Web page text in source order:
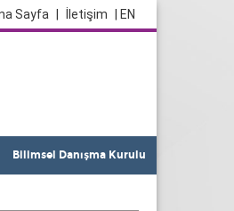
| EN
İletişim
Sayfa
Bilimsel Danışma Kurulu